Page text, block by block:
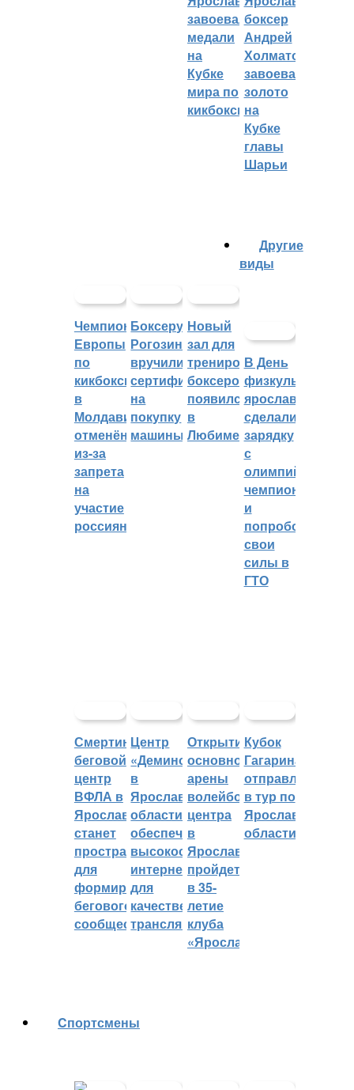
завоевали
медали
на
Кубке
мира по
кикбоксингу
боксер
Андрей
Холматов
завоевал
золото
на
Кубке
главы
Шарьи
Чемпионат
Европы
по
кикбоксингу
в
Молдавии
отменён
из-за
запрета
на
участие
россиян
Боксеру
Рогозину
вручили
сертификат
на
покупку
машины
Новый
зал для
тренировок
боксеров
появился
в
Любиме
Другие
виды
В День
физкультурника
ярославцы
сделали
зарядку
с
олимпийским
чемпионом
и
попробовали
свои
силы в
ГТО
Смертин:
беговой
центр
ВФЛА в
Ярославле
станет
пространством
для
формирования
бегового
сообщества
Центр
«Демино»
в
Ярославской
области
обеспечивают
высокоскоростным
интернетом
для
качественных
трансляций
Открытие
основной
арены
волейбольного
центра
в
Ярославле
пройдет
в 35-
летие
клуба
«Ярославич»
Кубок
Гагарина
отправляется
в тур по
Ярославской
области
Cпортсмены